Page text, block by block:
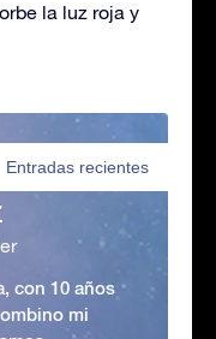
la luz roja y
Entradas recientes
con 10 años
mi